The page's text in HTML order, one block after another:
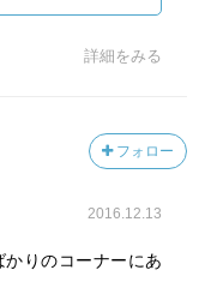
校生の気持ちで。
、この分厚さは感
詳細をみる
フォロー
2016.12.13
りのコーナーにあ